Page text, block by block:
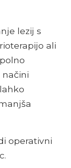
lezij s
ali
načini
operativni